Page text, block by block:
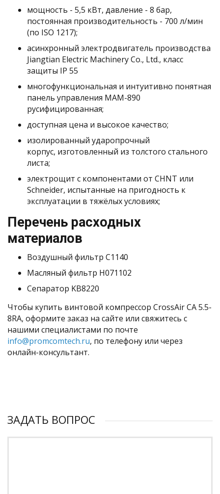
мощность - 5,5 кВт, давление - 8 бар,
постоянная производительность - 700 л/мин
(по ISO 1217);
асинхронный электродвигатель производства
Jiangtian Electric Machinery Co., Ltd., класс
защиты IP 55
многофункциональная и интуитивно понятная
панель управления MAM-890
русифицированная;
доступная цена и высокое качество;
изолированный ударопрочный
корпус, изготовленный из толстого стального
листа;
электрощит с компонентами от СHNT или
Schneider, испытанные на пригодность к
эксплуатации в тяжёлых условиях;
Перечень расходных
материалов
Воздушный фильтр C1140
Масляный фильтр H071102
Сепаратор KB8220
Чтобы купить винтовой компрессор CrossAir CA 5.5-
8RA, оформите заказ на сайте или свяжитесь с
нашими специалистами по почте
info@promcomtech.ru, по телефону или через
онлайн-консультант.
ЗАДАТЬ ВОПРОС